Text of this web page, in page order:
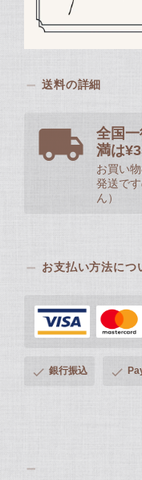
送料の詳細
全国
満は
お買い
発送で
ん）
お支払い方法につ
銀行振込